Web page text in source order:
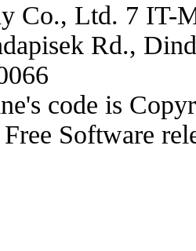
Co., Ltd. 7 IT-
Rd.,
code is
Software